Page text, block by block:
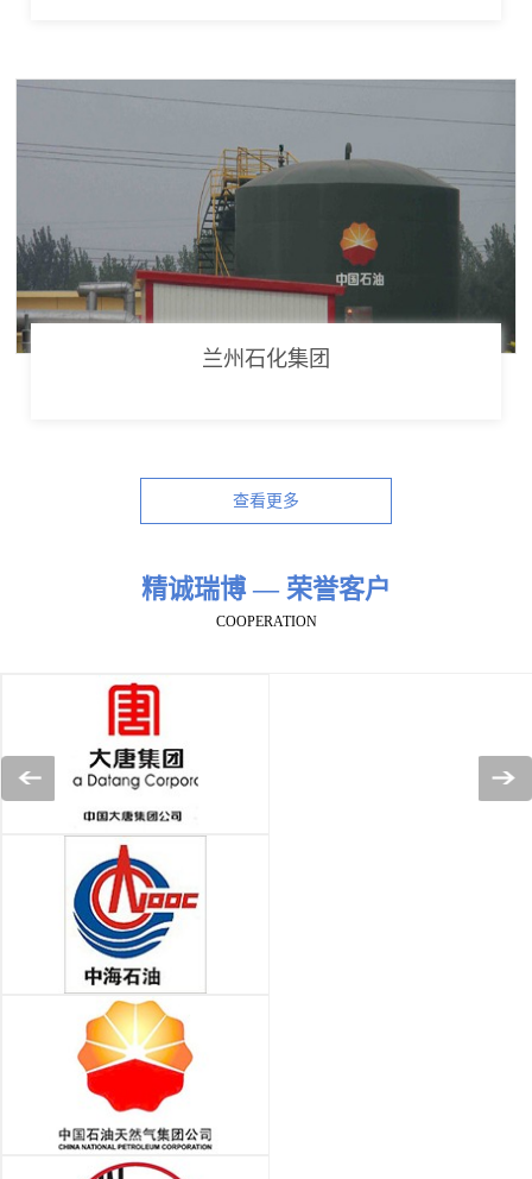
兰州石化集团
查看更多
精诚瑞博 — 荣誉客户
COOPERATION